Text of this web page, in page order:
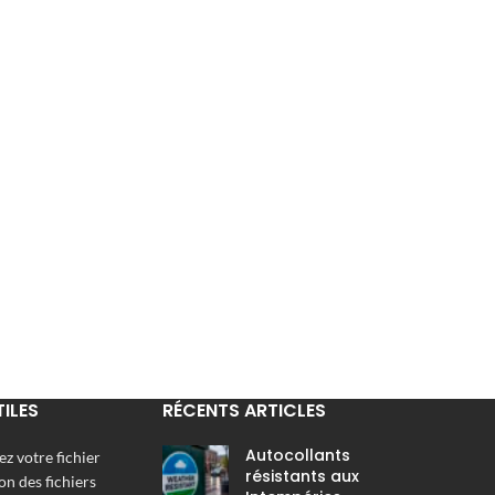
votre fichier
des fichiers
RÉCENTS ARTICLES
Autocollants
résistants aux